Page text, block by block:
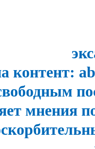
контент:
мнения